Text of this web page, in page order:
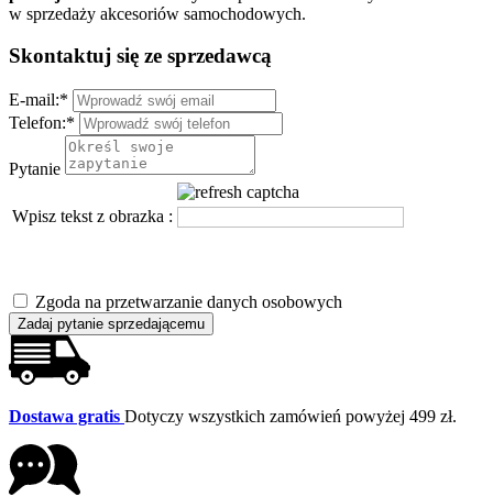
w sprzedaży akcesoriów samochodowych.
Skontaktuj się ze sprzedawcą
E-mail:*
Telefon:*
Pytanie
Wpisz tekst z obrazka :
Zgoda na przetwarzanie danych osobowych
Zadaj pytanie sprzedającemu
Dostawa gratis Dotyczy wszystkich zamówień powyżej 499 zł.